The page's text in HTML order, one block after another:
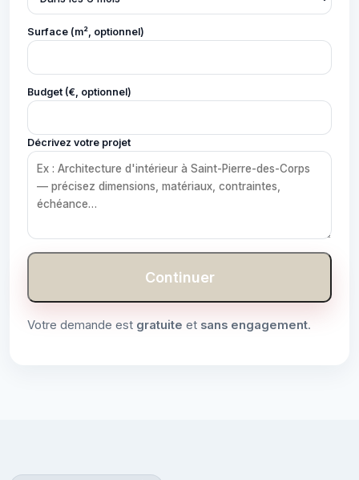
Surface (m², optionnel)
Budget (€, optionnel)
Décrivez votre projet
Continuer
Votre demande est gratuite et sans engagement.